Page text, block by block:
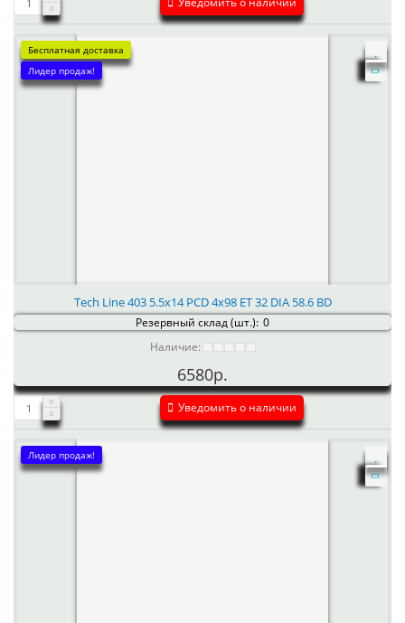
Бесплатная доставка
Лидер продаж!
Tech Line 403 5.5x14 PCD 4x98 ET 32 DIA 58.6 BD
Резервный склад (шт.): 0
Наличие:
6580р.
Уведомить о наличии
Лидер продаж!